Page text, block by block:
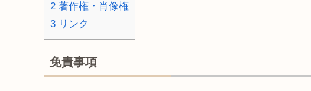
2 著作権・肖像権
3 リンク
免責事項